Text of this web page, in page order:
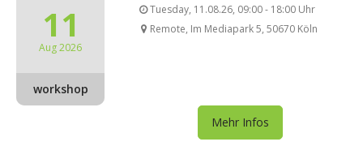
11
Aug 2026
workshop
Tuesday, 11.08.26, 09:00 - 18:00 Uhr
Remote, Im Mediapark 5, 50670 Köln
Mehr Infos